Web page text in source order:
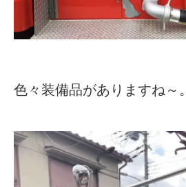
色々装備品がありますね～。